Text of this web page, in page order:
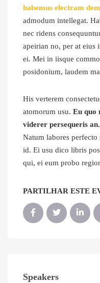
habemus electram
admodum intellegat.
nec ridens
apeirian no, per at eius
ei. Mei in iisque
posidonium, laudem
His verterem
atomorum usu. Eu quo
viderer persequeris an.
Natum labores
id. Ei usu dico libris
qui, ei eum probo
PARTILHAR ESTE
Speakers